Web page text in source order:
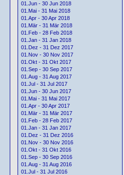
01.Jun - 30 Jun 2018
01.Mai - 31 Mai 2018
01.Apr - 30 Apr 2018
01.Mär - 31 Mär 2018
01.Feb - 28 Feb 2018
01.Jan - 31 Jan 2018
01.Dez - 31 Dez 2017
01.Nov - 30 Nov 2017
01.Okt - 31 Okt 2017
01.Sep - 30 Sep 2017
01.Aug - 31 Aug 2017
01.Jul - 31 Jul 2017
01.Jun - 30 Jun 2017
01.Mai - 31 Mai 2017
01.Apr - 30 Apr 2017
01.Mär - 31 Mär 2017
01.Feb - 28 Feb 2017
01.Jan - 31 Jan 2017
01.Dez - 31 Dez 2016
01.Nov - 30 Nov 2016
01.Okt - 31 Okt 2016
01.Sep - 30 Sep 2016
01.Aug - 31 Aug 2016
01.Jul - 31 Jul 2016